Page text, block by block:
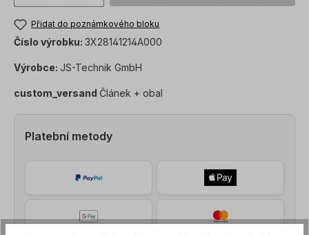
Přidat do poznámkového bloku
Číslo výrobku: 3X28141214A000
Výrobce: JS-Technik GmbH
custom_versand Článek + obal
Platební metody